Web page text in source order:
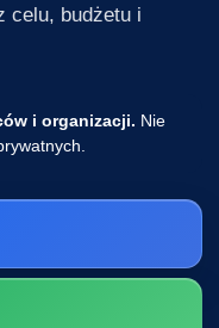
celu, budżetu i
i organizacji. Nie